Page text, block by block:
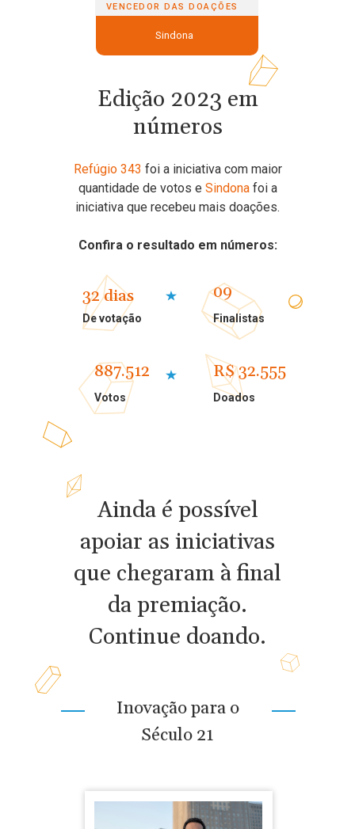
32 dias
De votação
09
Finalistas
887.512
Votos
R$ 32.555
Doados
Edição 2023 em
números
Refúgio 343 foi a iniciativa com maior
quantidade de votos e Sindonafoi a
iniciativa que recebeu mais doações.
Confira o resultado em números:
Sindona
VENCEDOR DAS DOAÇÕES
Ainda é possível
apoiar as iniciativas
que chegaram à final
da premiação.
Continue doando.
Inovação para o
Século 21